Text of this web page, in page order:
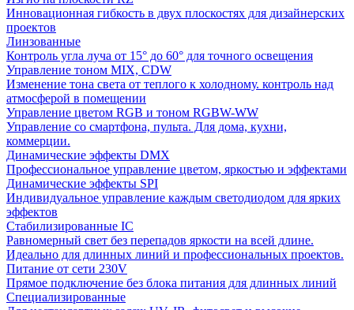
Инновационная гибкость в двух плоскостях для дизайнерских
проектов
Линзованные
Контроль угла луча от 15° до 60° для точного освещения
Управление тоном MIX, CDW
Изменение тона света от теплого к холодному. контроль над
атмосферой в помещении
Управление цветом RGB и тоном RGBW-WW
Управление со смартфона, пульта. Для дома, кухни,
коммерции.
Динамические эффекты DMX
Профессиональное управление цветом, яркостью и эффектами
Динамические эффекты SPI
Индивидуальное управление каждым светодиодом для ярких
эффектов
Стабилизированные IC
Равномерный свет без перепадов яркости на всей длине.
Идеально для длинных линий и профессиональных проектов.
Питание от сети 230V
Прямое подключение без блока питания для длинных линий
Специализированные